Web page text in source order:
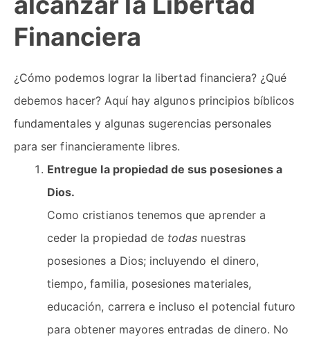
Financiera
¿Cómo podemos lograr la libertad financiera? ¿Qué
debemos hacer? Aquí hay algunos principios bíblicos
fundamentales y algunas sugerencias personales
para ser financieramente libres.
Entregue la propiedad de sus posesiones a
Dios.
Como cristianos tenemos que aprender a
ceder la propiedad de todas nuestras
posesiones a Dios; incluyendo el dinero,
tiempo, familia, posesiones materiales,
educación, carrera e incluso el potencial futuro
para obtener mayores entradas de dinero. No